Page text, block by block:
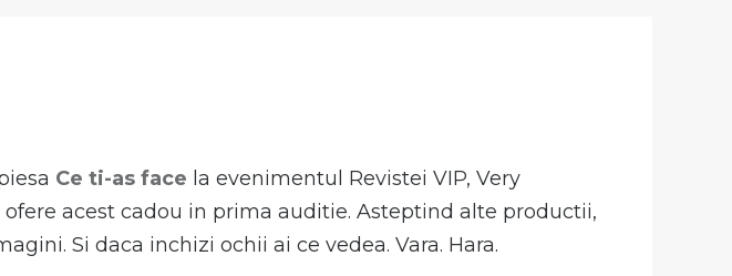
Ce ti-as face la evenimentul Revistei VIP, Very
acest cadou in prima auditie. Asteptind alte productii,
Si daca inchizi ochii ai ce vedea. Vara. Hara.